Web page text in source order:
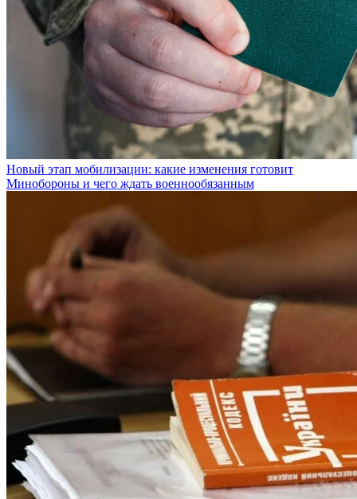
Новый этап мобилизации: какие изменения готовит
Минобороны и чего ждать военнообязанным